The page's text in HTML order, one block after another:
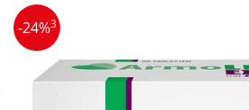
ÜBERSICHT AKTIONEN
Aktuelle Coupons
ÜBERSICHT KATEGORIEN
Arzneimittel
-24%3